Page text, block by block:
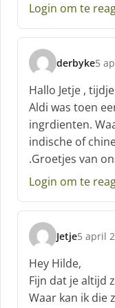
Login om te
derbyke
s
c
h
r
e
e
5
Hallo Jetje ,
Aldi was toen
ingrdienten.
indische of
.Groetjes van
Login om te
Jetje
s
c
h
r
e
5 april
Hey Hilde,
Fijn dat je altijd
Waar kan ik die